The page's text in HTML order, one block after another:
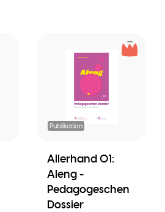
Publikation
Allerhand 01:
Aleng -
Pedagogeschen
Dossier